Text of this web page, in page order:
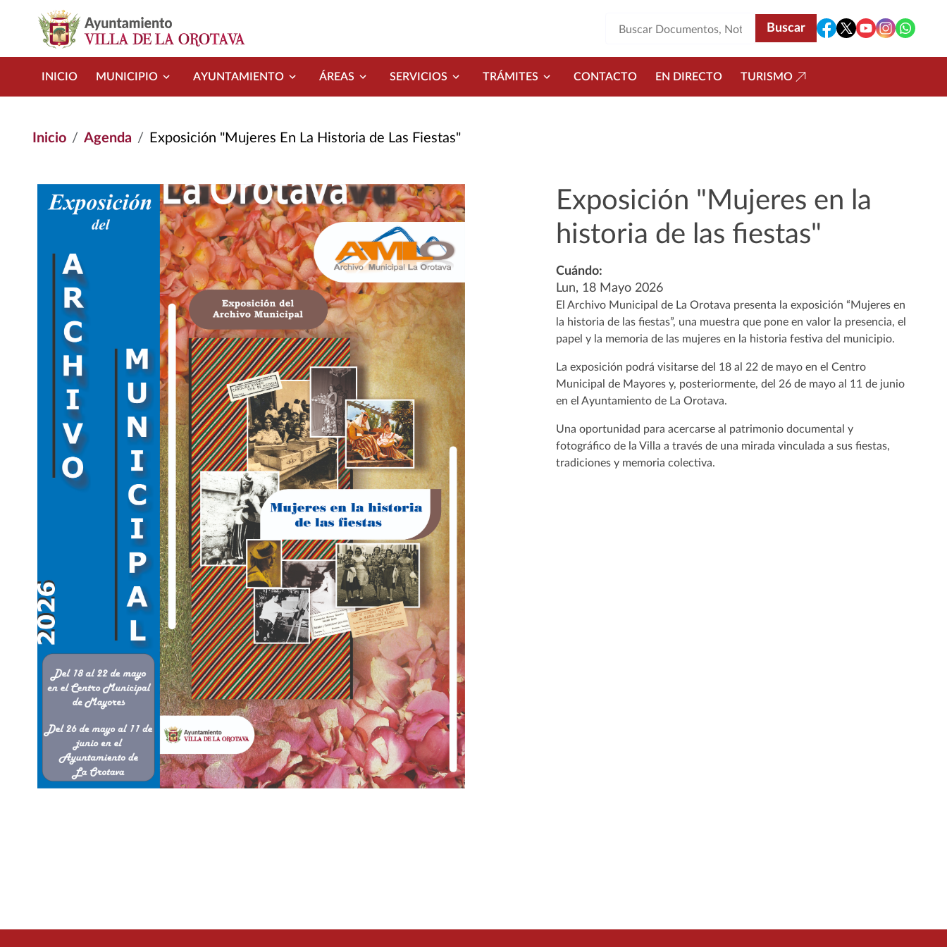
INICIO MUNICIPIO AYUNTAMIENTO ÁREAS SERVICIOS TRÁMITES CONTACTO EN DIRECTO TURISMO
Inicio Agenda Exposición "Mujeres En La Historia de Las Fiestas"
Exposición "Mujeres en la
historia de las fiestas"
Cuándo:
Lun, 18 Mayo 2026
El Archivo Municipal de La Orotava presenta la exposición “Mujeres en
la historia de las fiestas”, una muestra que pone en valor la presencia, el
papel y la memoria de las mujeres en la historia festiva del municipio.
La exposición podrá visitarse del 18 al 22 de mayo en el Centro
Municipal de Mayores y, posteriormente, del 26 de mayo al 11 de junio
en el Ayuntamiento de La Orotava.
Una oportunidad para acercarse al patrimonio documental y
fotográfico de la Villa a través de una mirada vinculada a sus fiestas,
tradiciones y memoria colectiva.